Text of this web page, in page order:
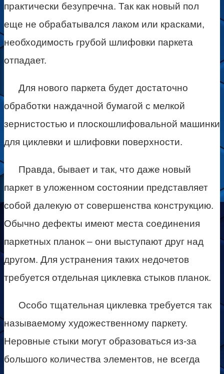
практически безупречна. Так как новый пол
еще не обрабатывался лаком или красками,
необходимость грубой шлифовки паркета
отпадает.
Для нового паркета будет достаточно
обработки наждачной бумагой с мелкой
зернистостью и плоскошлифовальной машинки
для циклевки и шлифовки поверхности.
Правда, бывает и так, что даже новый
паркет в уложенном состоянии представляет
собой далекую от совершенства конструкцию.
Обычно дефекты имеют места соединения
паркетных планок – они выступают друг над
другом. Для устранения таких недочетов
требуется отдельная циклевка стыков планок.
Особо тщательная циклевка требуется так
называемому художественному паркету.
Неровные стыки могут образоваться из-за
большого количества элементов, не всегда